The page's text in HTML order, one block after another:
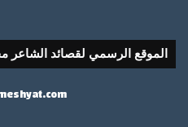
الموقع الرسمي لقصائد